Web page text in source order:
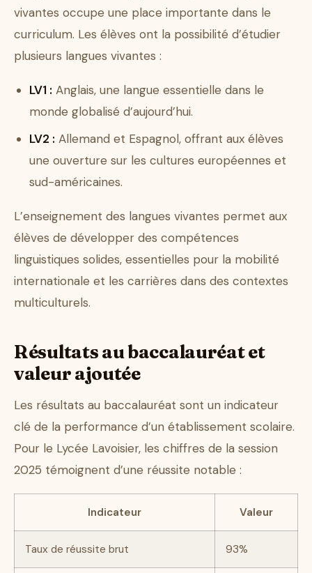
vivantes occupe une place importante dans le
curriculum. Les élèves ont la possibilité d’étudier
plusieurs langues vivantes :
LV1 : Anglais, une langue essentielle dans le
monde globalisé d’aujourd’hui.
LV2 : Allemand et Espagnol, offrant aux élèves
une ouverture sur les cultures européennes et
sud-américaines.
L’enseignement des langues vivantes permet aux
élèves de développer des compétences
linguistiques solides, essentielles pour la mobilité
internationale et les carrières dans des contextes
multiculturels.
Résultats au baccalauréat et
valeur ajoutée
Les résultats au baccalauréat sont un indicateur
clé de la performance d’un établissement scolaire.
Pour le Lycée Lavoisier, les chiffres de la session
2025 témoignent d’une réussite notable :
Indicateur Valeur
Taux de réussite brut 93%